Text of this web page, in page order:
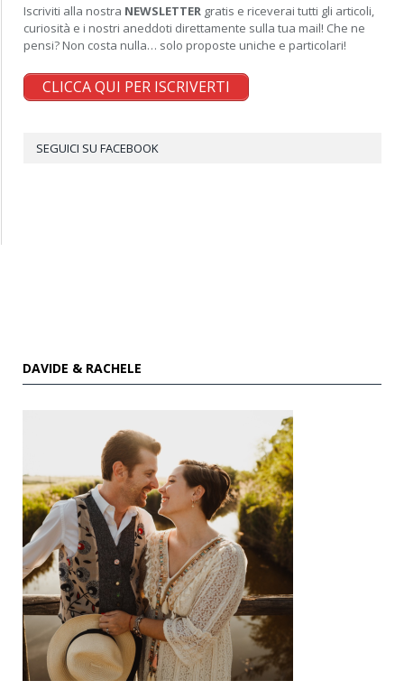
Iscriviti alla nostra NEWSLETTER gratis e riceverai tutti gli articoli,
curiosità e i nostri aneddoti direttamente sulla tua mail! Che ne
pensi? Non costa nulla… solo proposte uniche e particolari!
CLICCA QUI PER ISCRIVERTI
SEGUICI SU FACEBOOK
DAVIDE & RACHELE